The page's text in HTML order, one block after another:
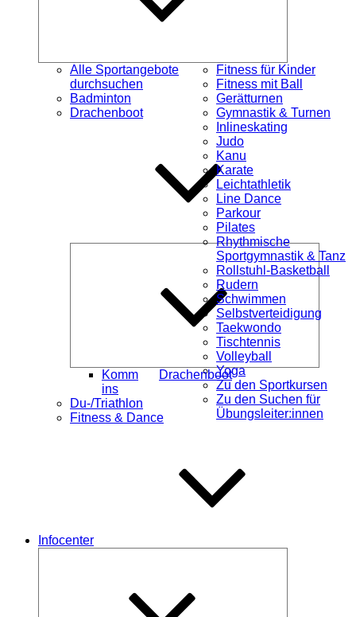
Alle Sportangebote
durchsuchen
Badminton
Drachenboot
öffnen
Komm
ins
Drachenboot
Du-/Triathlon
Fitness & Dance
Fitness für Kinder
Fitness mit Ball
Gerätturnen
Gymnastik & Turnen
Inlineskating
Judo
Kanu
Karate
Leichtathletik
Line Dance
Parkour
Pilates
Rhythmische
Sportgymnastik & Tanz
Rollstuhl-Basketball
Rudern
Schwimmen
Selbstverteidigung
Taekwondo
Tischtennis
Volleyball
Yoga
Zu den Sportkursen
Zu den Suchen für
Übungsleiter:innen
Infocenter